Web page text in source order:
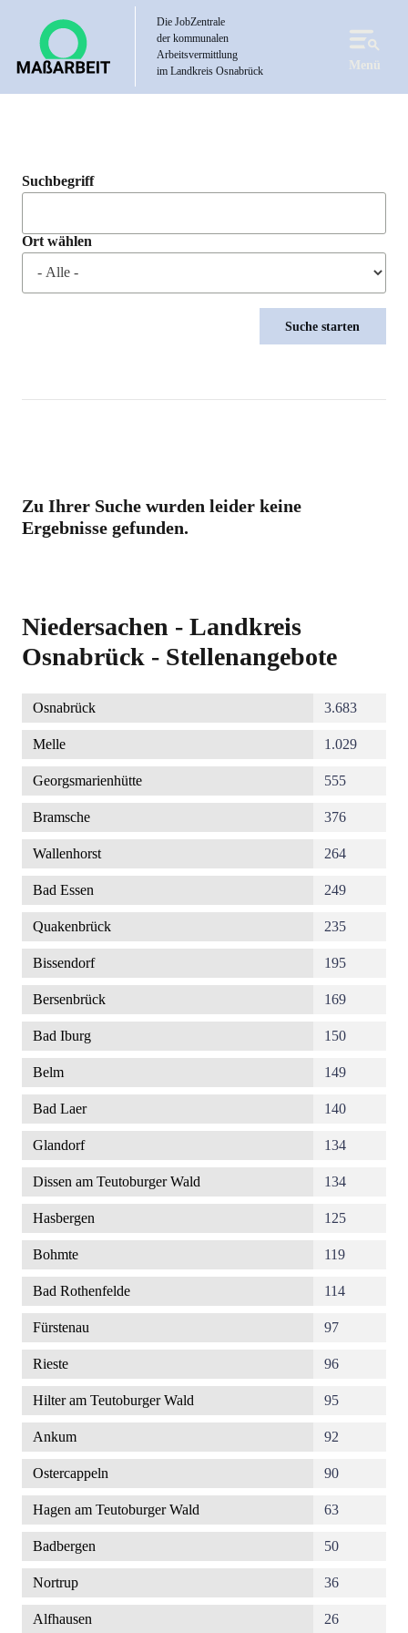
Die JobZentrale
der kommunalen
Arbeitsvermittlung
im Landkreis Osnabrück
Menü
Suchbegriff
Ort wählen
Zu Ihrer Suche wurden leider keine
Ergebnisse gefunden.
Niedersachen - Landkreis
Osnabrück - Stellenangebote
Osnabrück 3.683
Melle 1.029
Georgsmarienhütte 555
Bramsche 376
Wallenhorst 264
Bad Essen 249
Quakenbrück 235
Bissendorf 195
Bersenbrück 169
Bad Iburg 150
Belm 149
Bad Laer 140
Glandorf 134
Dissen am Teutoburger Wald 134
Hasbergen 125
Bohmte 119
Bad Rothenfelde 114
Fürstenau 97
Rieste 96
Hilter am Teutoburger Wald 95
Ankum 92
Ostercappeln 90
Hagen am Teutoburger Wald 63
Badbergen 50
Nortrup 36
Alfhausen 26